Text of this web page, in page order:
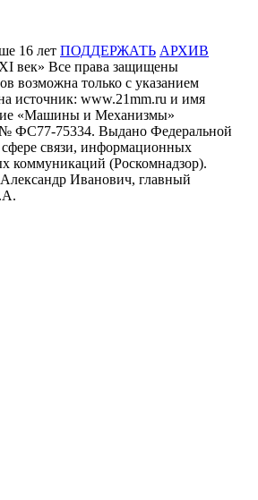
ПОДДЕРЖАТЬ АРХИВ
век» Все права защищены
возможна только с указанием
источник: www.21mm.ru и имя
«Машины и Механизмы»
№ ФС77-75334. Выдано Федеральной
связи, информационных
коммуникаций (Роскомнадзор).
Иванович, главный